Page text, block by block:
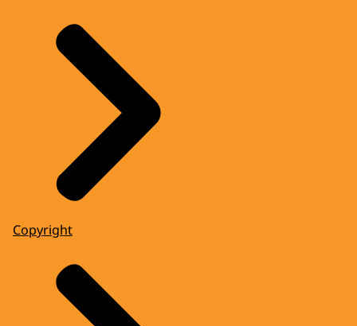
Copyright